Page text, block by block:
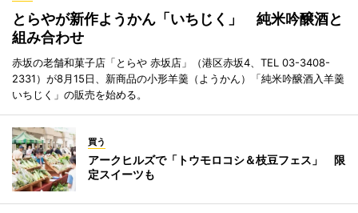
とらやが新作ようかん「いちじく」 純米吟醸酒と
組み合わせ
赤坂の老舗和菓子店「とらや 赤坂店」（港区赤坂4、TEL 03-3408-
2331）が8月15日、新商品の小形羊羹（ようかん）「純米吟醸酒入羊羹
いちじく」の販売を始める。
買う
アークヒルズで「トウモロコシ＆枝豆フェス」 限
定スイーツも